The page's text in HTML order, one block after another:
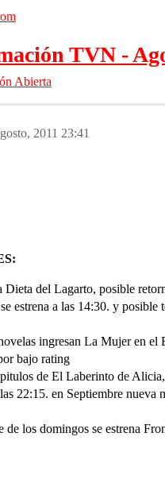
TVN -
Abierta
2011 23:41
Dieta del Lagarto, posible
estrena a las 14:30. y posible
ingresan La Mujer en el
bajo rating
de El Laberinto de
22:15. en Septiembre nueva
de los domingos se estrena